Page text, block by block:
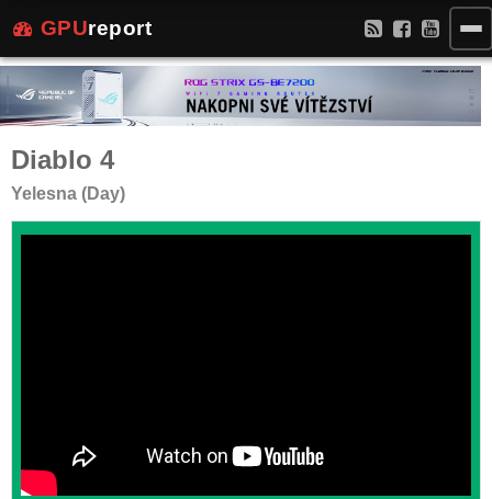
GPUreport
Diablo 4
Yelesna (Day)